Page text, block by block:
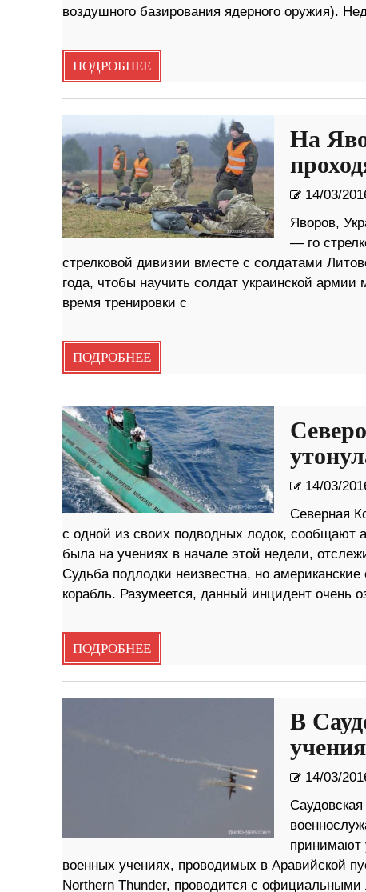
воздушного базирования ядерного оружия).
ПОДРОБНЕЕ
На
14/03/
Яворов,
— го
стрелковой дивизии вместе с солдатами
года, чтобы научить солдат украинской
время тренировки с
ПОДРОБНЕЕ
14/03/
Северная
с одной из своих подводных лодок, сообщают
была на учениях в начале этой недели,
Судьба подлодки неизвестна, но
корабль. Разумеется, данный инцидент
ПОДРОБНЕЕ
В
14/03/
принимают
военных учениях, проводимых в Аравийской
Northern Thunder, проводится с